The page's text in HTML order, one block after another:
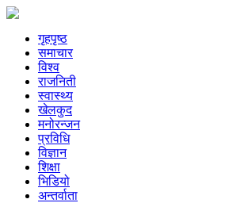
गृहपृष्ठ
समाचार
विश्व
राजनिती
स्वास्थ्य
खेलकुद
मनोरन्जन
प्रविधि
विज्ञान
शिक्षा
भिडियो
अन्तर्वाता